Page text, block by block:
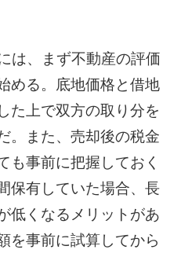
は、まず不動産の評価
める。底地価格と借地
た上で双方の取り分を
。また、売却後の税金
も事前に把握しておく
保有していた場合、長
低くなるメリットがあ
を事前に試算してから